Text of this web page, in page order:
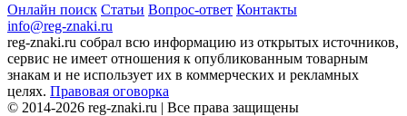
Онлайн поиск Статьи Вопрос-ответ Контакты
info@reg-znaki.ru
reg-znaki.ru собрал всю информацию из открытых источников,
сервис не имеет отношения к опубликованным товарным
знакам и не использует их в коммерческих и рекламных
целях. Правовая оговорка
© 2014-2026 reg-znaki.ru | Все права защищены